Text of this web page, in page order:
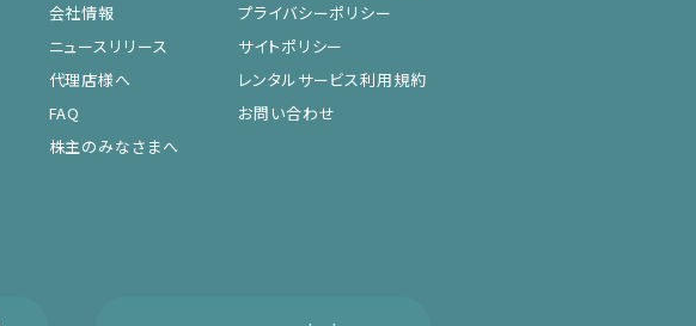
会社情報
ニュースリリース
代理店様へ
FAQ
株主のみなさまへ
プライバシーポリシー
サイトポリシー
レンタルサービス利用規約
お問い合わせ